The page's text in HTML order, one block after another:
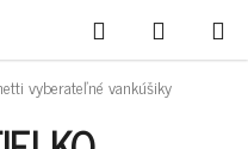
HĽADAŤ
KOŠÍK
vyberateľné vankúšiky